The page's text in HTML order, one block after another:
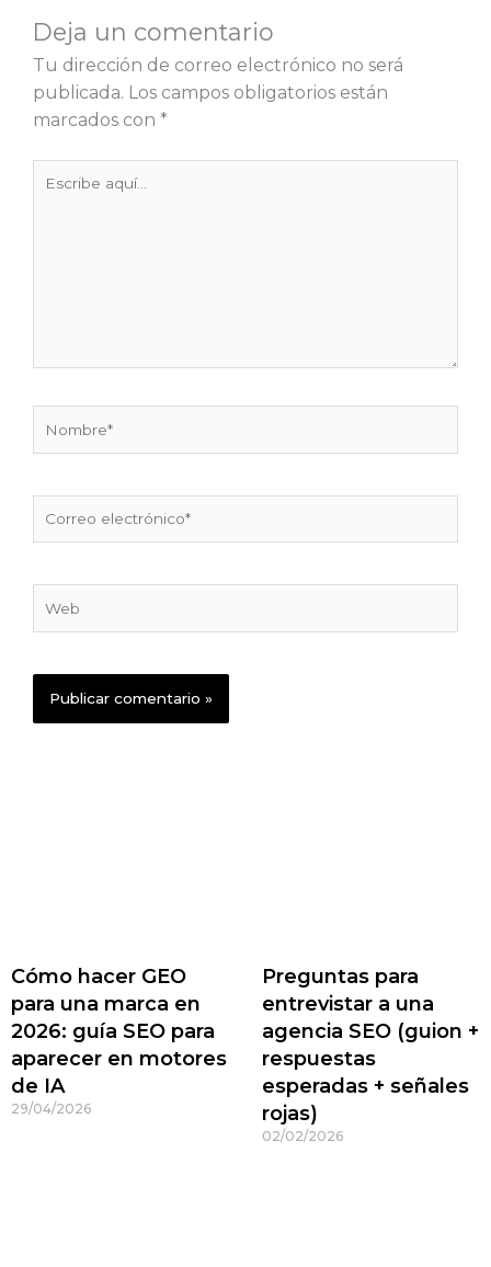
Deja un comentario
Tu dirección de correo electrónico no será
publicada. Los campos obligatorios están
marcados con *
Escribe
Cómo hacer GEO
para una marca en
2026: guía SEO para
aparecer en motores
de IA
29/04/2026
Preguntas para
entrevistar a una
agencia SEO (guion +
respuestas
esperadas + señales
rojas)
02/02/2026